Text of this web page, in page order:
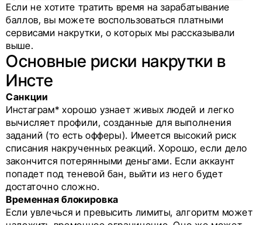
Если не хотите тратить время на зарабатывание
баллов, вы можете воспользоваться платными
сервисами накрутки, о которых мы рассказывали
выше.
Основные риски накрутки в
Инсте
Санкции
Инстаграм* хорошо узнает живых людей и легко
вычисляет профили, созданные для выполнения
заданий (то есть офферы). Имеется высокий риск
списания накрученных реакций. Хорошо, если дело
закончится потерянными деньгами. Если аккаунт
попадет под теневой бан, выйти из него будет
достаточно сложно.
Временная блокировка
Если увлечься и превысить лимиты, алгоритм может